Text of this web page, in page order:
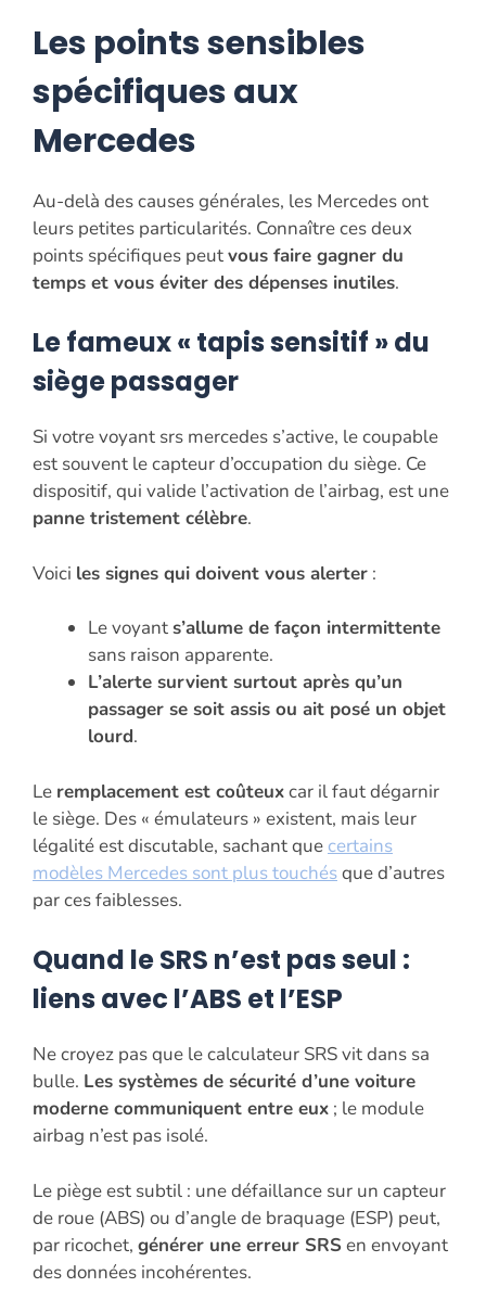
Les points sensibles
spécifiques aux
Mercedes
Au-delà des causes générales, les Mercedes ont
leurs petites particularités. Connaître ces deux
points spécifiques peutvous faire gagner du
temps et vous éviter des dépenses inutiles.
Le fameux « tapis sensitif » du
siège passager
Si votre voyant srs mercedes s’active, le coupable
est souvent le capteur d’occupation du siège. Ce
dispositif, qui valide l’activation de l’airbag, est une
panne tristement célèbre.
Voici les signes qui doivent vous alerter :
Le voyants’allume de façon intermittente
sans raison apparente.
L’alerte survient surtout après qu’un
passager se soit assis ou ait posé un objet
lourd.
Le remplacement est coûteuxcar il faut dégarnir
le siège. Des « émulateurs » existent, mais leur
légalité est discutable, sachant que certains
modèles Mercedes sont plus touchésque d’autres
par ces faiblesses.
Quand le SRS n’est pas seul :
liens avec l’ABS et l’ESP
Ne croyez pas que le calculateur SRS vit dans sa
bulle. Les systèmes de sécurité d’une voiture
moderne communiquent entre eux ; le module
airbag n’est pas isolé.
Le piège est subtil : une défaillance sur un capteur
de roue (ABS) ou d’angle de braquage (ESP) peut,
par ricochet, générer une erreur SRSen envoyant
des données incohérentes.